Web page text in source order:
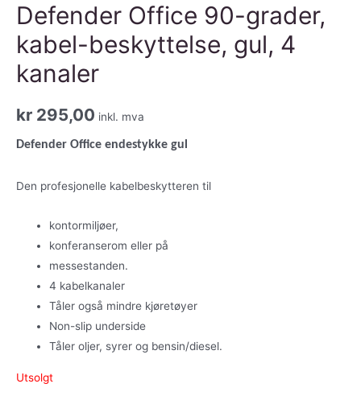
Defender Office 90-grader,
kabel-beskyttelse, gul, 4
kanaler
kr 295,00 inkl. mva
Defender Office endestykke gul
Den profesjonelle kabelbeskytteren til
kontormiljøer,
konferanserom eller på
messestanden.
4 kabelkanaler
Tåler også mindre kjøretøyer
Non-slip underside
Tåler oljer, syrer og bensin/diesel.
Utsolgt